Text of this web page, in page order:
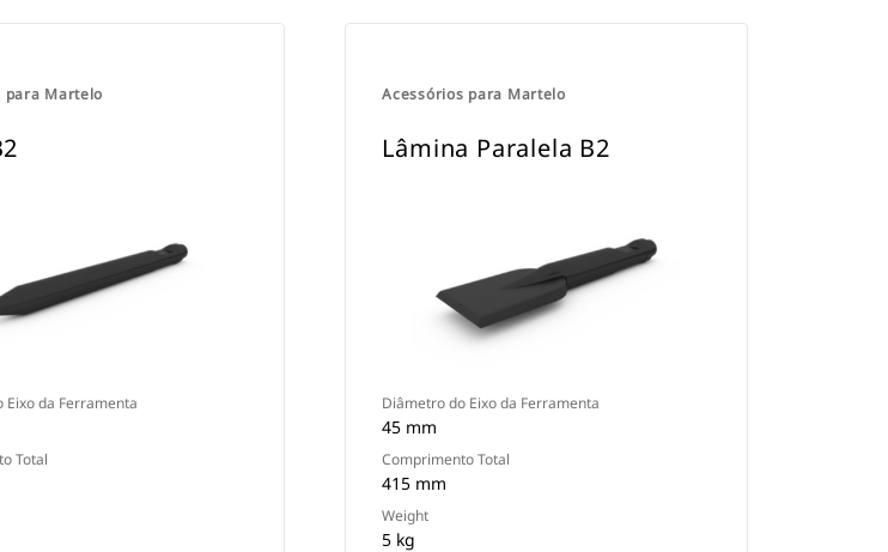
para Martelo
Eixo da Ferramenta
Total
Acessórios para Martelo
Lâmina Paralela B2
Diâmetro do Eixo da Ferramenta
45 mm
Comprimento Total
415 mm
Weight
5 kg